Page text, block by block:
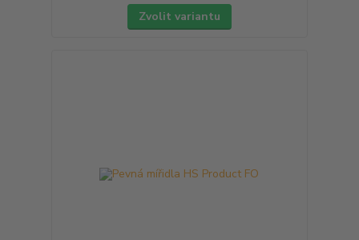
Zvolit variantu